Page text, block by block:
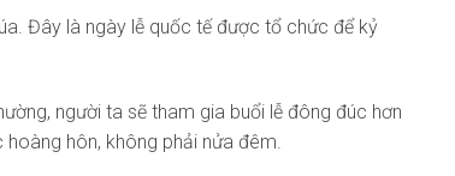
Đây là ngày lễ quốc tế được tổ chức để kỷ
người ta sẽ tham gia buổi lễ đông đúc hơn
hôn, không phải nửa đêm.